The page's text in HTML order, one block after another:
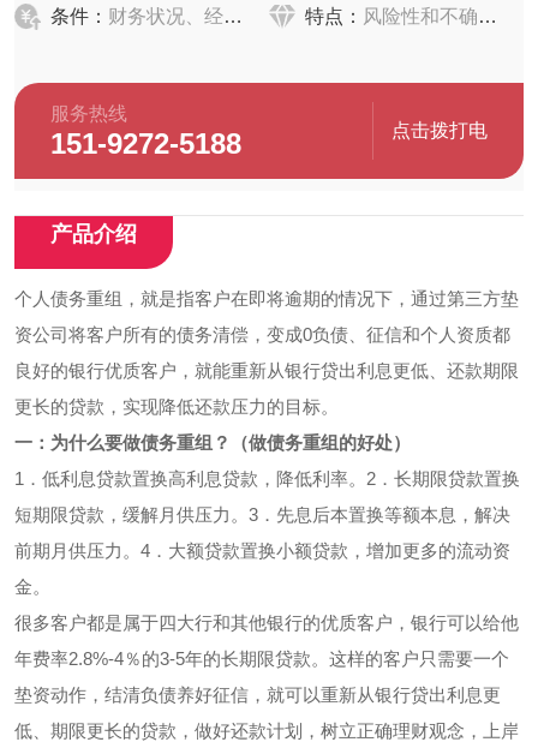
条件： 财务状况、经营情况、资产负债情况 特点： 风险性和不确定性
服务热线
151-9272-5188 点击拨打电
产品介绍
个人债务重组，就是指客户在即将逾期的情况下，通过第三方垫
资公司将客户所有的债务清偿，变成0负债、征信和个人资质都
良好的银行优质客户，就能重新从银行贷出利息更低、还款期限
更长的贷款，实现降低还款压力的目标。
一：为什么要做债务重组？（做债务重组的好处）
1．低利息贷款置换高利息贷款，降低利率。2．长期限贷款置换
短期限贷款，缓解月供压力。3．先息后本置换等额本息，解决
前期月供压力。4．大额贷款置换小额贷款，增加更多的流动资
金。
很多客户都是属于四大行和其他银行的优质客户，银行可以给他
年费率2.8%-4％的3-5年的长期限贷款。这样的客户只需要一个
垫资动作，结清负债养好征信，就可以重新从银行贷出利息更
低、期限更长的贷款，做好还款计划，树立正确理财观念，上岸